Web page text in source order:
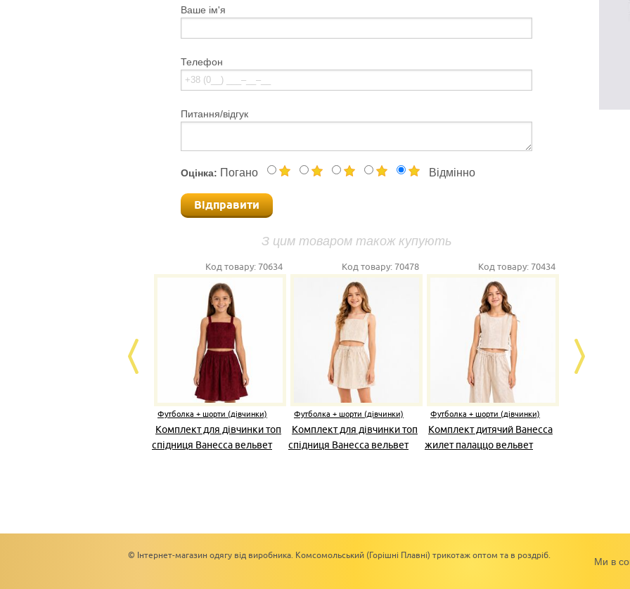
Ваше ім'я
Телефон
Питання/відгук
Оцінка: Погано Відмінно
Відправити
З цим товаром також купують
Код товару:70634
Футболка + шорти (дівчинки)
Комплект для дівчинки топ
спідниця Ванесса вельвет
Код товару:70478
Футболка + шорти (дівчинки)
Комплект для дівчинки топ
спідниця Ванесса вельвет
Код товару:70434
Футболка + шорти (дівчинки)
Комплект дитячий Ванесса
жилет палаццо вельвет
Ми в
© Інтернет-магазин одягу від виробника. Комсомольський (Горішні Плавні) трикотаж оптом та в роздріб.